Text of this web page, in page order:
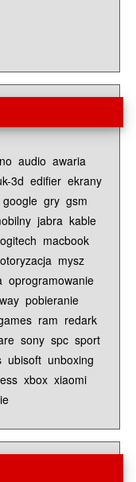
audio awaria
3d edifier ekrany
google gry gsm
jabra kable
macbook
mysz
oprogramowanie
pobieranie
ram redark
sony spc sport
ubisoft unboxing
xbox xiaomi